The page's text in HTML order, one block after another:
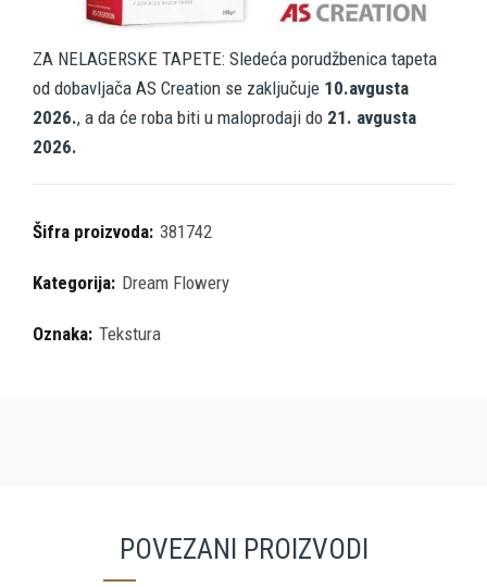
ZA NELAGERSKE TAPETE: Sledeća porudžbenica tapeta
od dobavljača AS Creation se zaključuje 10.avgusta
2026., a da će roba biti u maloprodaji do 21. avgusta
2026.
Šifra proizvoda: 381742
Kategorija: Dream Flowery
Oznaka: Tekstura
POVEZANI PROIZVODI